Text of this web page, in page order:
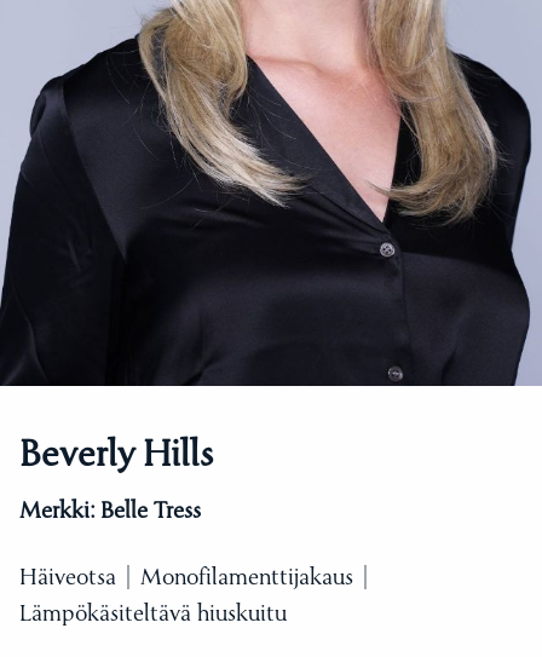
Beverly Hills
Merkki: Belle Tress
Häiveotsa | Monofilamenttijakaus |
Lämpökäsiteltävä hiuskuitu